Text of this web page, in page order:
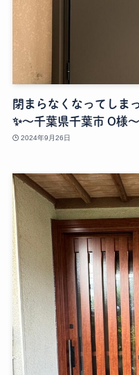
閉まらなくなってしま
✨～千葉県千葉市 O様～
2024年9月26日